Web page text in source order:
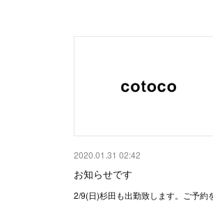
2020.01.31 02:42
お知らせです
2/9(日)杉田も出勤致します。ご予約